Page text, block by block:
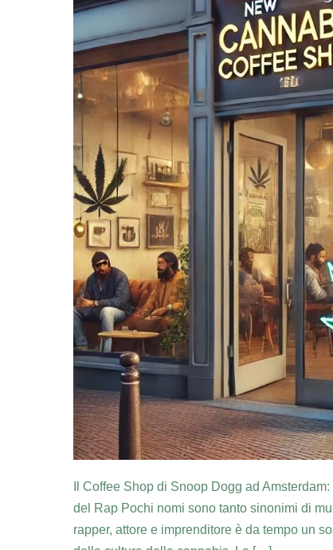
Il Coffee Shop di Snoop Dogg ad
del Rap Pochi nomi sono tanto sinonimi di
rapper, attore e imprenditore è da tempo un